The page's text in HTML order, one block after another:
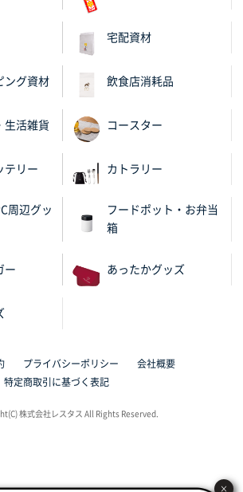
ぼり（W600mm×H1800mm）
ら
アトート(A4サイズ)
ポリ袋 A4サイズ
すい
解りやすかったから
宅配資材
ング資材 飲食店消耗品
生活雑貨 コースター
テリー カトラリー
周辺グッ
フードポット・お弁当
箱
ー あったかグッズ
プライバシーポリシー
会社概要
特定商取引に基づく表記
株式会社レスタス All Rights Reserved.
×